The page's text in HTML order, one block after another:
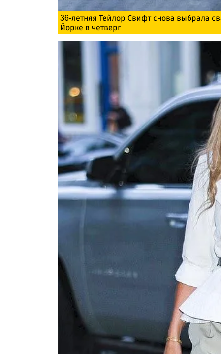
36-летняя Тейлор Свифт снова выбрала
Йорке в четверг